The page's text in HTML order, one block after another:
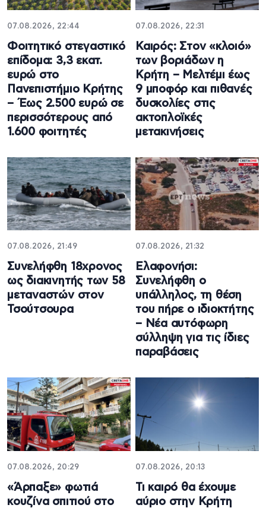
07.08.2026, 22:44
Φοιτητικό στεγαστικό
επίδομα: 3,3 εκατ.
ευρώ στο
Πανεπιστήμιο Κρήτης
– Έως 2.500 ευρώ σε
περισσότερους από
1.600 φοιτητές
07.08.2026, 22:31
Καιρός: Στον «κλοιό»
των βοριάδων η
Κρήτη – Μελτέμι έως
9 μποφόρ και πιθανές
δυσκολίες στις
ακτοπλοϊκές
μετακινήσεις
07.08.2026, 21:49
Συνελήφθη 18χρονος
ως διακινητής των 58
μεταναστών στον
Τσούτσουρα
07.08.2026, 21:32
Ελαφονήσι:
Συνελήφθη ο
υπάλληλος, τη θέση
του πήρε ο ιδιοκτήτης
– Νέα αυτόφωρη
σύλληψη για τις ίδιες
παραβάσεις
07.08.2026, 20:29
«Άρπαξε» φωτιά
κουζίνα σπιτιού στο
07.08.2026, 20:13
Τι καιρό θα έχουμε
αύριο στην Κρήτη